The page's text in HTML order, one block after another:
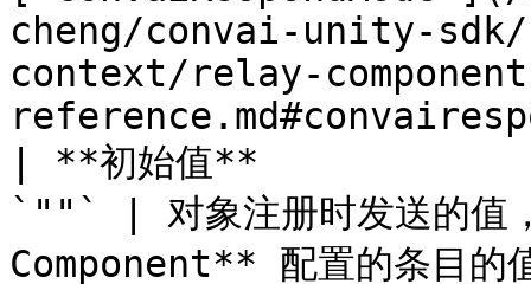
cheng/convai-unity-
context/relay-
| **初始值**
`""` | 对象注册时发送的值
Component** 配置的条目的